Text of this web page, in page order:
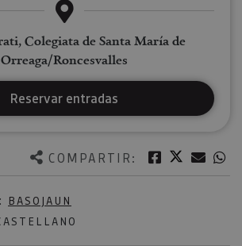
COMPARTIR: Facebook
Twitter
BASOJAUN
Colegiata de Santa María de
Orreaga/Roncesvalles
Reservar entradas